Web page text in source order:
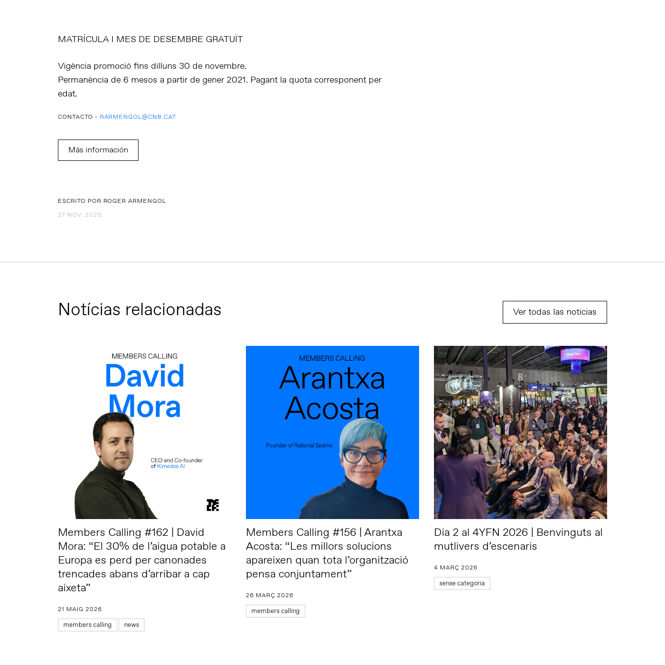
MATRÍCULA I MES DE DESEMBRE GRATUÏT
Vigència promoció fins dilluns 30 de novembre.
Permanència de 6 mesos a partir de gener 2021. Pagant la quota corresponent per
edat.
CONTACTO - RARMENGOL@CNB.CAT
Más información
ESCRITO POR ROGER ARMENGOL
27 NOV. 2020
Notícias relacionadas Ver todas las noticias
Members Calling #162 | David
Mora: “El 30% de l’aigua potable a
Europa es perd per canonades
trencades abans d’arribar a cap
aixeta”
21 MAIG 2026
members calling news
Members Calling #156 | Arantxa
Acosta: “Les millors solucions
apareixen quan tota l’organització
pensa conjuntament”
26 MARÇ 2026
members calling
Dia 2 al 4YFN 2026 | Benvinguts al
mutlivers d’escenaris
4 MARÇ 2026
sense categoria